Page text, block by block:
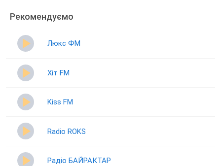
Рекомендуємо
Люкс ФМ
Хіт FM
Kiss FM
Radio ROKS
Радіо БАЙРАКТАР